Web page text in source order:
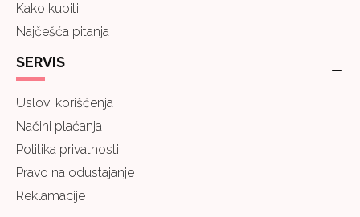
Kako kupiti
Najčešća pitanja
SERVIS
Uslovi korišćenja
Načini plaćanja
Politika privatnosti
Pravo na odustajanje
Reklamacije